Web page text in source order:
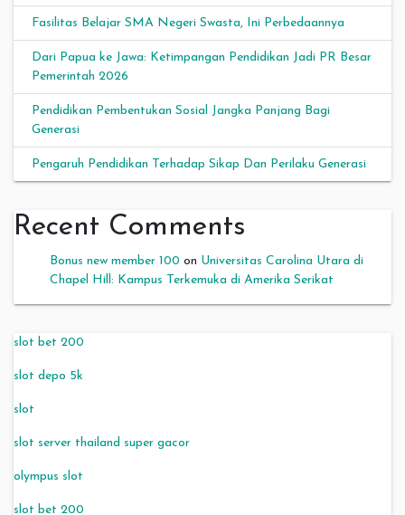
Fasilitas Belajar SMA Negeri Swasta, Ini Perbedaannya
Dari Papua ke Jawa: Ketimpangan Pendidikan Jadi PR Besar
Pemerintah 2026
Pendidikan Pembentukan Sosial Jangka Panjang Bagi
Generasi
Pengaruh Pendidikan Terhadap Sikap Dan Perilaku Generasi
Recent Comments
Bonus new member 100 on Universitas Carolina Utara di
Chapel Hill: Kampus Terkemuka di Amerika Serikat
slot bet 200
slot depo 5k
slot
slot server thailand super gacor
olympus slot
slot bet 200